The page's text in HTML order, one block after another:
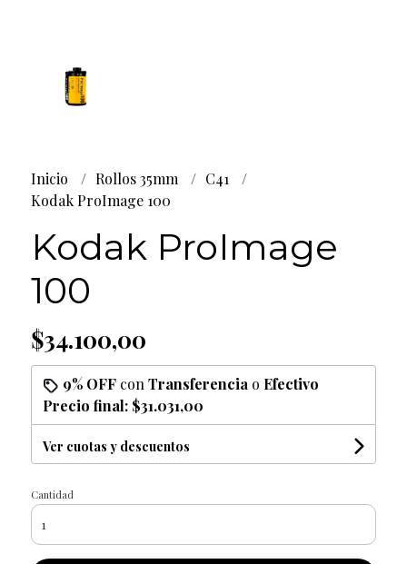
Inicio Rollos 35mm
C41
Kodak ProImage 100
Kodak ProImage
100
$34.100,00
9% OFFcon Transferencia o Efectivo
Precio final: $31.031,00
Ver cuotas y descuentos
Cantidad